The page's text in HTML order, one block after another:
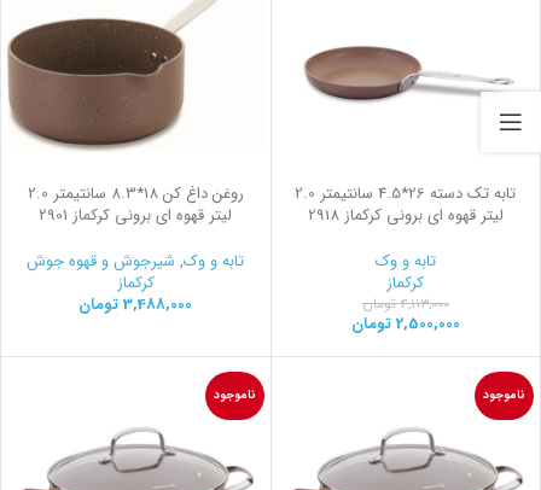
تابه تک دسته 26*4.5 سانتیمتر 2.0
لیتر قهوه ای برونی کرکماز 2918
تابه و وک
کرکماز
4,113,000 تومان
2,500,000 تومان
روغن داغ کن 18*8.3 سانتیمتر 2.0
لیتر قهوه ای برونی کرکماز 2901
تابه و وک, شیرجوش و قهوه جوش
کرکماز
3,488,000 تومان
ناموجود ناموجود